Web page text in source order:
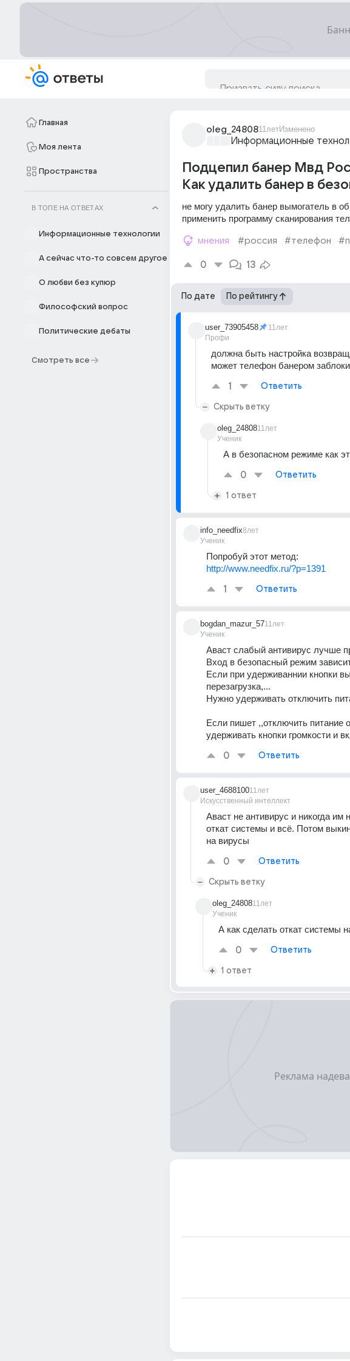
Главная
Моя лента
Пространства
В ТОПЕ НА ОТВЕТАХ
Информационные технологии
А сейчас что-то совсем другое
О любви без купюр
Философский вопрос
Политические дебаты
Смотреть все
oleg_2480811летИзменено
Информационные
Подцепил банер Мвд
Как удалить банер в
не могу удалить банер вымогатель в
применить программу сканирования
мнения #россия #телефон
0 13
По дате По рейтингу
user_73905458
Профи
11лет
должна быть настройка
может телефон банером
1 Ответить
Скрыть ветку
oleg_24808
Ученик
11лет
А в безопасном режиме как
0 Ответить
1 ответ
info_needfix
Ученик
8лет
Попробуй этот метод:
http://www.needfix.ru/?p=1391
1 Ответить
bogdan_mazur_57
Ученик
11лет
Аваст слабый антивирус лучше
Вход в безопасный режим
Если при удерживаннии кнопки
перезагрузка,...
Нужно удерживать отключить
Если пишет ,,отключить питание
удерживать кнопки громкости и
0 Ответить
user_4688100
Искусственный интеллект
11лет
Аваст не антивирус и никогда
откат системы и всё. Потом
на вирусы
0 Ответить
Скрыть ветку
oleg_24808
Ученик
11лет
А как сделать откат системы
0 Ответить
1 ответ